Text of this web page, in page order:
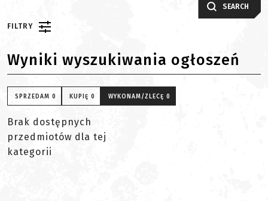
SEARCH
FILTRY
Wyniki wyszukiwania ogłoszeń
SPRZEDAM 0 KUPIĘ 0 WYKONAM/ZLECĘ 0
Brak dostępnych
przedmiotów dla tej
kategorii